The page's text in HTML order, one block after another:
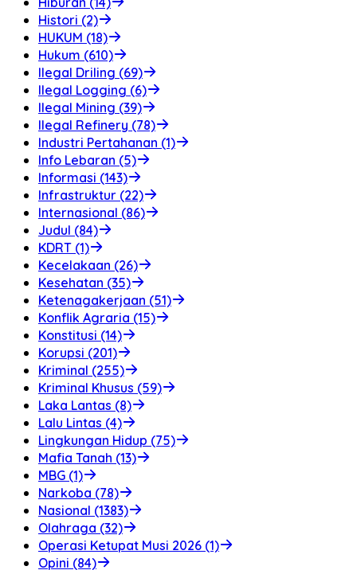
Histori (2)
HUKUM (18)
Hukum (610)
Ilegal Driling (69)
Ilegal Logging (6)
Ilegal Mining (39)
Ilegal Refinery (78)
Industri Pertahanan (1)
Info Lebaran (5)
Informasi (143)
Infrastruktur (22)
Internasional (86)
Judul (84)
KDRT (1)
Kecelakaan (26)
Kesehatan (35)
Ketenagakerjaan (51)
Konflik Agraria (15)
Konstitusi (14)
Korupsi (201)
Kriminal (255)
Kriminal Khusus (59)
Laka Lantas (8)
Lalu Lintas (4)
Lingkungan Hidup (75)
Mafia Tanah (13)
MBG (1)
Narkoba (78)
Nasional (1383)
Olahraga (32)
Operasi Ketupat Musi 2026 (1)
Opini (84)